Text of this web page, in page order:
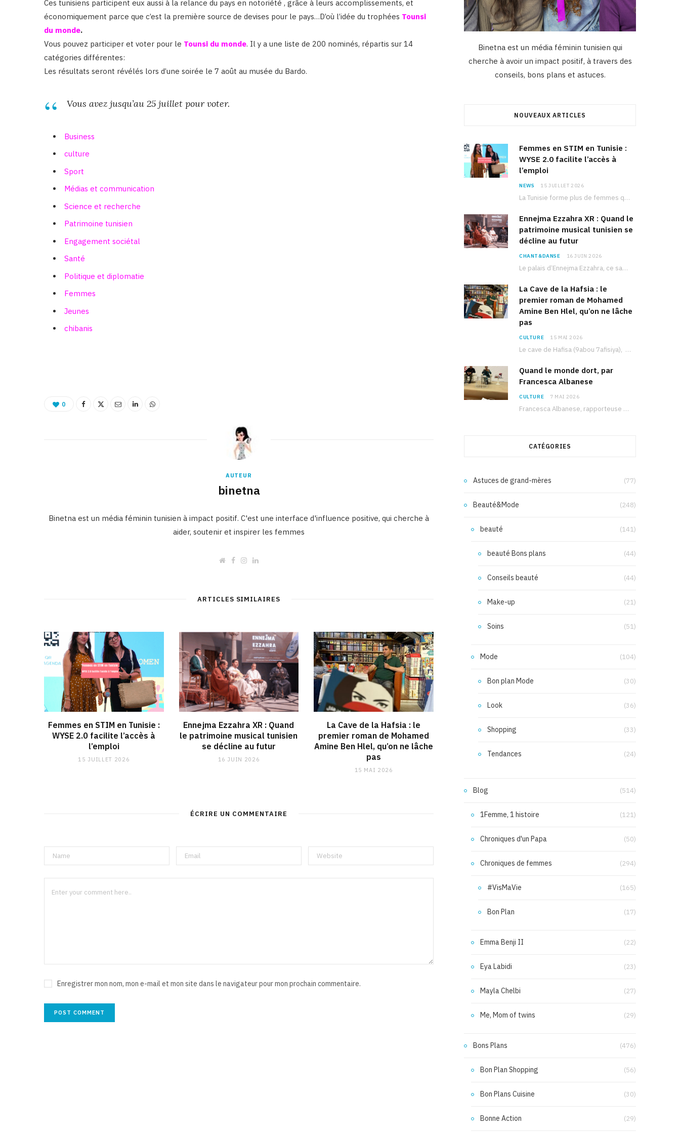
Ces tunisiens participent eux aussi à la relance du pays en notoriété , grâce à leurs accomplissements, et
économiquement parce que c’est la première source de devises pour le pays…D’où l’idée du trophées Tounsi
du monde.
Vous pouvez participer et voter pour le Tounsi du monde. Il y a une liste de 200 nominés, répartis sur 14
catégories différentes:
Les résultats seront révélés lors d’une soirée le 7 août au musée du Bardo.
Vous avez jusqu’au 25 juillet pour voter.
Business
culture
Sport
Médias et communication
Science et recherche
Patrimoine tunisien
Engagement sociétal
Santé
Politique et diplomatie
Femmes
Jeunes
chibanis
0
AUTEUR
binetna
Binetna est un média féminin tunisien à impact positif. C'est une interface d'influence positive, qui cherche à
aider, soutenir et inspirer les femmes
W
t
e
F
o
o
I
g
r
L
d
I
ARTICLES SIMILAIRES
Femmes en STIM en Tunisie :
WYSE 2.0 facilite l’accès à
l’emploi
15 JUILLET 2026
Ennejma Ezzahra XR : Quand
le patrimoine musical tunisien
se décline au futur
16 JUIN 2026
La Cave de la Hafsia : le
premier roman de Mohamed
Amine Ben Hlel, qu’on ne lâche
pas
15 MAI 2026
ÉCRIRE UN COMMENTAIRE
Enregistrer mon nom, mon e-mail et mon site dans le navigateur pour mon prochain commentaire.
Binetna est un média féminin tunisien qui
cherche à avoir un impact positif, à travers des
conseils, bons plans et astuces.
NOUVEAUX ARTICLES
Femmes en STIM en Tunisie :
WYSE 2.0 facilite l’accès à
l’emploi
NEWS 15 JUILLET 2026
La Tunisie forme plus de femmes que d’hommes dans les filières scientifiques. Pourtant, pour beaucoup…
Ennejma Ezzahra XR : Quand le
patrimoine musical tunisien se
décline au futur
CHANT&DANSE 16 JUIN 2026
Le palais d’Ennejma Ezzahra, ce sanctuaire de la musique tunisienne et méditerranéenne construit par le…
La Cave de la Hafsia : le
premier roman de Mohamed
Amine Ben Hlel, qu’on ne lâche
pas
CULTURE 15 MAI 2026
Le cave de Hafisa (9abou 7afisiya), premier roman du journaliste tunisien Mohamed Amine Ben Hlel,…
Quand le monde dort, par
Francesca Albanese
CULTURE 7 MAI 2026
Francesca Albanese, rapporteuse spéciale de l’ONU sur les territoires palestiniens occupés, était à Tunis pour…
CATÉGORIES
Astuces de grand-mères (77)
Beauté&Mode (248)
beauté (141)
beauté Bons plans (44)
Conseils beauté (44)
Make-up (21)
Soins (51)
Mode (104)
Bon plan Mode (30)
Look (36)
Shopping (33)
Tendances (24)
Blog (514)
1Femme, 1 histoire (121)
Chroniques d'un Papa (50)
Chroniques de femmes (294)
#VisMaVie (165)
Bon Plan (17)
Emma Benji II (22)
Eya Labidi (23)
Mayla Chelbi (27)
Me, Mom of twins (29)
Bons Plans (476)
Bon Plan Shopping (56)
Bon Plans Cuisine (30)
Bonne Action (29)